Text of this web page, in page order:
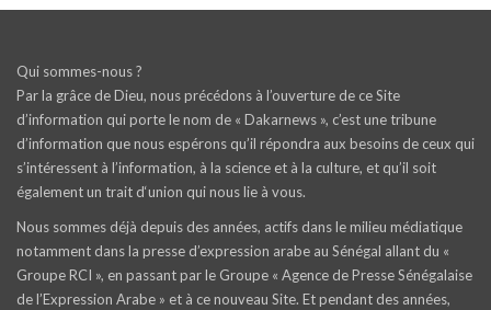
Qui sommes-nous ?
Par la grâce de Dieu, nous précédons à l’ouverture de ce Site
d’information qui porte le nom de « Dakarnews », c’est une tribune
d’information que nous espérons qu’il répondra aux besoins de ceux qui
s’intéressent à l’information, à la science et à la culture, et qu’il soit
également un trait d‘union qui nous lie à vous.
Nous sommes déjà depuis des années, actifs dans le milieu médiatique
notamment dans la presse d’expression arabe au Sénégal allant du «
Groupe RCI », en passant par le Groupe « Agence de Presse Sénégalaise
de l’Expression Arabe » et à ce nouveau Site. Et pendant des années,